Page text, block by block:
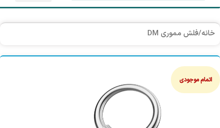
خانه/فلش مموری DM
اتمام موجودی